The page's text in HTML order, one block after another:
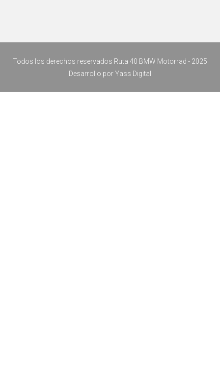
Todos los derechos reservados Ruta 40 BMW Motorrad - 2025
Desarrollo porYass Digital